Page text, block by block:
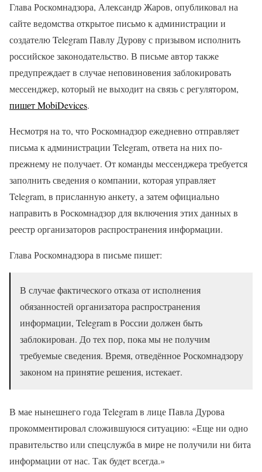
Глава Роскомнадзора, Александр Жаров, опубликовал на
сайте ведомства открытое письмо к администрации и
создателю Telegram Павлу Дурову с призывом исполнить
российское законодательство. В письме автор также
предупреждает в случае неповиновения заблокировать
мессенджер, который не выходит на связь с регулятором,
пишет MobiDevices.
Несмотря на то, что Роскомнадзор ежедневно отправляет
письма к администрации Telegram, ответа на них по-
прежнему не получает. От команды мессенджера требуется
заполнить сведения о компании, которая управляет
Telegram, в присланную анкету, а затем официально
направить в Роскомнадзор для включения этих данных в
реестр организаторов распространения информации.
Глава Роскомнадзора в письме пишет:
В случае фактического отказа от исполнения
обязанностей организатора распространения
информации, Telegram в России должен быть
заблокирован. До тех пор, пока мы не получим
требуемые сведения. Время, отведённое Роскомнадзору
законом на принятие решения, истекает.
В мае нынешнего года Telegram в лице Павла Дурова
прокомментировал сложившуюся ситуацию: «Еще ни одно
правительство или спецслужба в мире не получили ни бита
информации от нас. Так будет всегда.»